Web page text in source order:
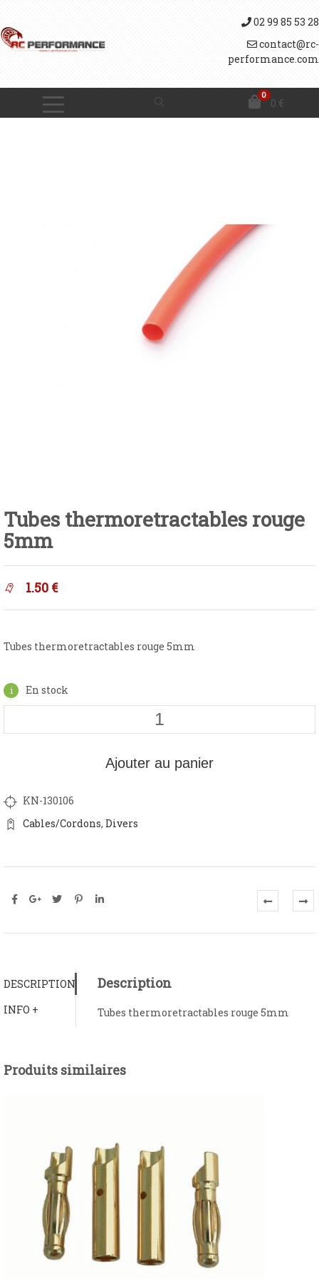
02 99 85 53 28
contact@rc-
performance.com
0
0 €
Tubes thermoretractables rouge
5mm
1.50 €
Tubes thermoretractables rouge 5mm
En stock
Ajouter au panier
KN-130106
Cables/Cordons, Divers
DESCRIPTION
INFO +
Description
Tubes thermoretractables rouge 5mm
Produits similaires